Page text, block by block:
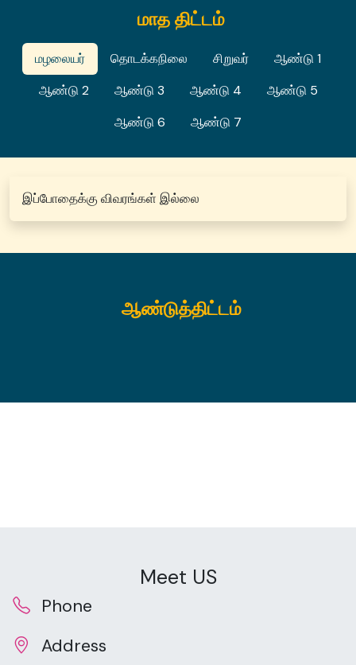
மாத திட்டம்
மழலையர் தொடக்கநிலை சிறுவர்
ஆண்டு 1
ஆண்டு 2
ஆண்டு 3 ஆண்டு 4
ஆண்டு 5
ஆண்டு 6
ஆண்டு 7
இப்போதைக்கு விவரங்கள் இல்லை
ஆண்டுத்திட்டம்
Meet US
Phone
Address